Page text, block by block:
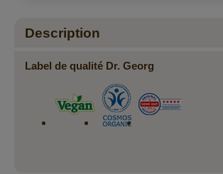
Description
Label de qualité Dr. Georg